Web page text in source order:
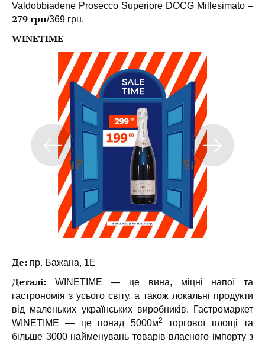
Valdobbiadene Prosecco Superiore DOCG Millesimato –
279 грн/369 грн.
WINETIME
Де: пр. Бажана, 1Е
Деталі: WINETIME — це вина, міцні напої та
гастрономія з усього світу, а також локальні продукти
від маленьких українських виробників. Гастромаркет
WINETIME — це понад 5000м2
торгової площі та
більше 3000 найменувань товарів власного імпорту з